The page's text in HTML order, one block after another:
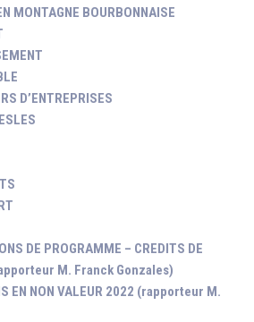
MONTAGNE BOURBONNAISE
D’ENTREPRISES
DE PROGRAMME – CREDITS DE
M. Franck Gonzales)
EN NON VALEUR 2022 (rapporteur M.